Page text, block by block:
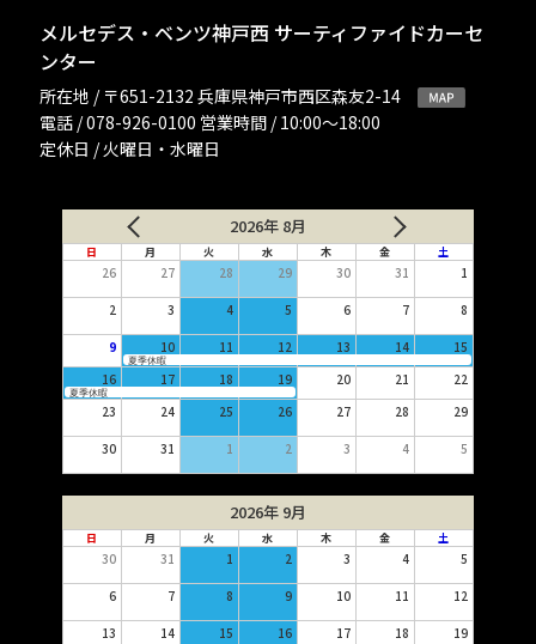
メルセデス・ベンツ神戸西 サーティファイドカーセ
ンター
所在地 / 〒651-2132 兵庫県神戸市西区森友2-14
電話 / 078-926-0100 営業時間 / 10:00〜18:00
定休日 / 火曜日・水曜日
2026年 8月
日 月 火 水 木 金 土
26 27 28 29 30 31 1
2 3 4 5 6 7 8
9 10 11 12 13 14 15
夏季休暇
16 17 18 19 20 21 22
夏季休暇
23 24 25 26 27 28 29
30 31 1 2 3 4 5
2026年 9月
日 月 火 水 木 金 土
30 31 1 2 3 4 5
6 7 8 9 10 11 12
13 14 15 16 17 18 19